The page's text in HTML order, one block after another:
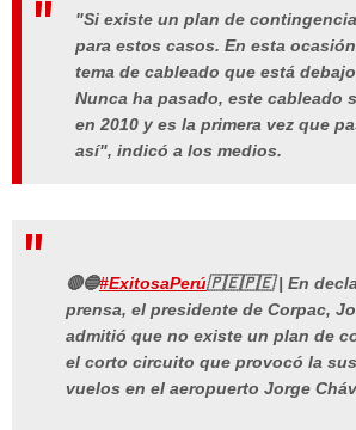
"Si existe un plan de
para estos casos. En esta
tema de cableado que está
Nunca ha pasado, este cableado
en 2010 y es la primera vez que
así", indicó a los medios.
🔴🔵#ExitosaPerú🇵🇪🇵🇪 | En
prensa, el presidente de Corpac,
admitió que no existe un plan de
el corto circuito que provocó la
vuelos en el aeropuerto Jorge